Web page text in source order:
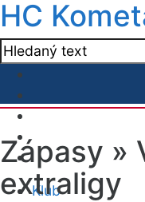
HC
Klub
Zápasy »
extraligy